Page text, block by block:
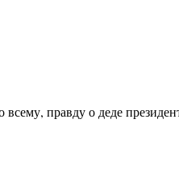
правду о деде